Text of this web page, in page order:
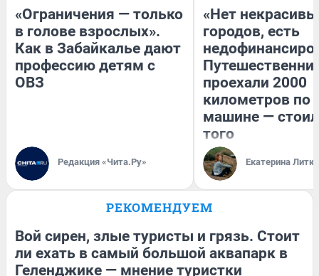
«Ограничения — только
в голове взрослых».
Как в Забайкалье дают
профессию детям с
ОВЗ
Редакция «Чита.Ру»
«Нет
городов, есть
проехали 2000
километров по
машине —
того
Екатерина
РЕКОМЕНДУЕМ
Вой сирен, злые туристы и грязь. Стоит
ли ехать в самый большой аквапарк в
Геленджике — мнение туристки